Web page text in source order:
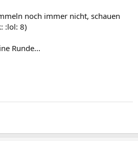
noch immer nicht, schauen
:lol: 8)
Runde...